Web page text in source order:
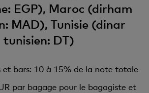
EGP), Maroc (dirham
MAD), Tunisie (dinar
tunisien: DT)
et bars: 10 à 15% de la note totale
par bagage pour le bagagiste et